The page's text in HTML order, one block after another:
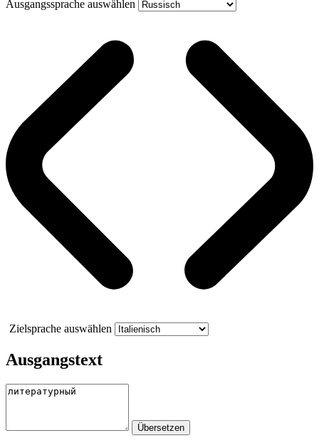
Ausgangssprache auswählen
Zielsprache auswählen
Ausgangstext